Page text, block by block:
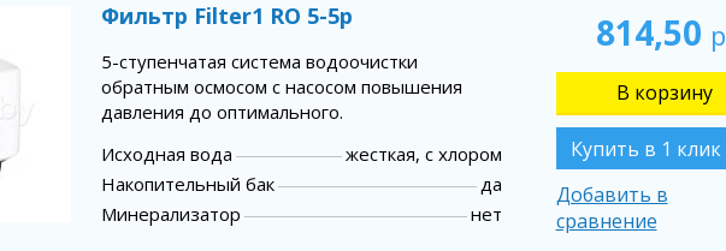
Фильтр Filter1 RO 5-5p
5-ступенчатая система водоочистки
обратным осмосом с насосом повышения
давления до оптимального.
Исходная вода
жесткая, с хлором
Накопительный бак
да
Минерализатор
нет
814,50
Купить в 1 клик
Добавить в
сравнение